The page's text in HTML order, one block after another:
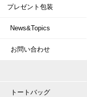
プレゼント包装
News&Topics
お問い合わせ
トートバッグ